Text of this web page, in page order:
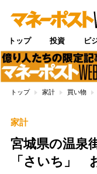
トップ 投資 ビ
トップ 家計 買い物
家計
宮城県の温泉
「さいち」